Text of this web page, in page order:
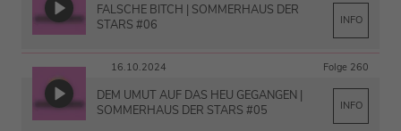
FALSCHE BITCH | SOMMERHAUS DER
STARS #06
INFO
16.10.2024 Folge 260
DEM UMUT AUF DAS HEU GEGANGEN |
SOMMERHAUS DER STARS #05
INFO